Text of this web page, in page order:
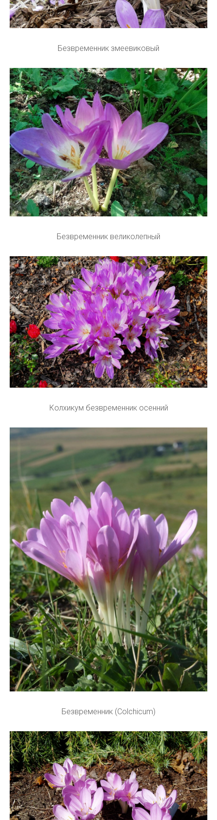
Безвременник змеевиковый
Безвременник великолепный
Колхикум безвременник осенний
Безвременник (Colchicum)